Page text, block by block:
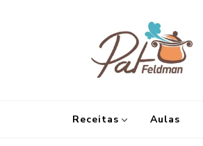
Receitas Aulas